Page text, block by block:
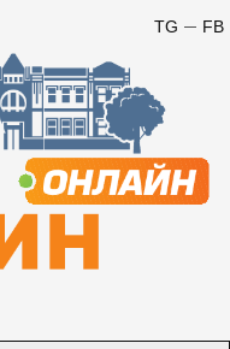
FB
TG